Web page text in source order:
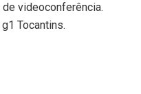
videoconferência.
Tocantins.